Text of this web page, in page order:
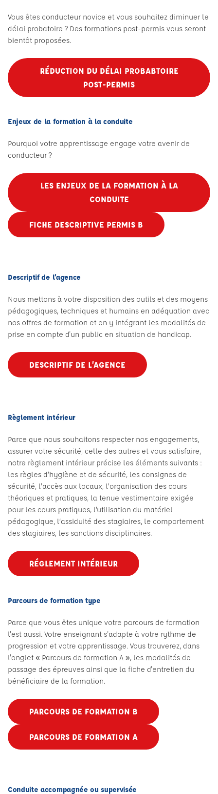
Vous êtes conducteur novice et vous souhaitez diminuer le
délai probatoire ? Des formations post-permis vous seront
bientôt proposées.
RÉDUCTION DU DÉLAI PROBABTOIRE
POST-PERMIS
Enjeux de la formation à la conduite
Pourquoi votre apprentissage engage votre avenir de
conducteur ?
LES ENJEUX DE LA FORMATION À LA
CONDUITE
FICHE DESCRIPTIVE PERMIS B
Descriptif de l’agence
Nous mettons à votre disposition des outils et des moyens
pédagogiques, techniques et humains en adéquation avec
nos offres de formation et en y intégrant les modalités de
prise en compte d'un public en situation de handicap.
DESCRIPTIF DE L’AGENCE
Règlement intérieur
Parce que nous souhaitons respecter nos engagements,
assurer votre sécurité, celle des autres et vous satisfaire,
notre règlement intérieur précise les éléments suivants :
les règles d’hygiène et de sécurité, les consignes de
sécurité, l’accès aux locaux, l’organisation des cours
théoriques et pratiques, la tenue vestimentaire exigée
pour les cours pratiques, l’utilisation du matériel
pédagogique, l’assiduité des stagiaires, le comportement
des stagiaires, les sanctions disciplinaires.
RÉGLEMENT INTÉRIEUR
Parcours de formation type
Parce que vous êtes unique votre parcours de formation
l'est aussi. Votre enseignant s'adapte à votre rythme de
progression et votre apprentissage. Vous trouverez, dans
l'onglet « Parcours de formation A », les modalités de
passage des épreuves ainsi que la fiche d'entretien du
bénéficiaire de la formation.
PARCOURS DE FORMATION B
PARCOURS DE FORMATION A
Conduite accompagnée ou supervisée